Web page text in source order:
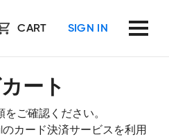
CART SIGN IN
ート
ご確認ください。
カード決済サービスを利用